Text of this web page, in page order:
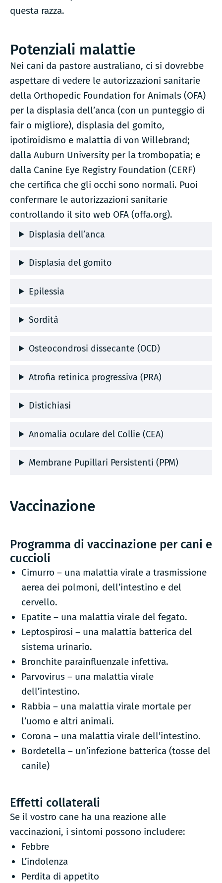
questa razza.
Potenziali malattie
Nei cani da pastore australiano, ci si dovrebbe
aspettare di vedere le autorizzazioni sanitarie
della Orthopedic Foundation for Animals (OFA)
per la displasia dell’anca (con un punteggio di
fair o migliore), displasia del gomito,
ipotiroidismo e malattia di von Willebrand;
dalla Auburn University per la trombopatia; e
dalla Canine Eye Registry Foundation (CERF)
che certifica che gli occhi sono normali. Puoi
confermare le autorizzazioni sanitarie
controllando il sito web OFA (offa.org).
Displasia dell’anca
Displasia del gomito
Epilessia
Sordità
Osteocondrosi dissecante (OCD)
Atrofia retinica progressiva (PRA)
Distichiasi
Anomalia oculare del Collie (CEA)
Membrane Pupillari Persistenti (PPM)
Vaccinazione
Programma di vaccinazione per cani e
cuccioli
Cimurro – una malattia virale a trasmissione
aerea dei polmoni, dell’intestino e del
cervello.
Epatite – una malattia virale del fegato.
Leptospirosi – una malattia batterica del
sistema urinario.
Bronchite parainfluenzale infettiva.
Parvovirus – una malattia virale
dell’intestino.
Rabbia – una malattia virale mortale per
l’uomo e altri animali.
Corona – una malattia virale dell’intestino.
Bordetella – un’infezione batterica (tosse del
canile)
Effetti collaterali
Se il vostro cane ha una reazione alle
vaccinazioni, i sintomi possono includere:
Febbre
L’indolenza
Perdita di appetito